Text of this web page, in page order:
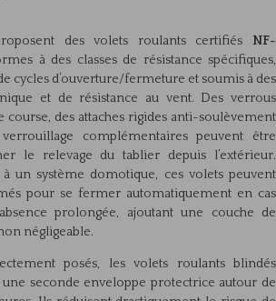
des volets roulants certifiés NF-
à des classes de résistance spécifiques,
cycles d’ouverture/fermeture et soumis à des
et de résistance au vent. Des verrous
course, des attaches rigides anti-soulèvement
complémentaires peuvent être
le relevage du tablier depuis l’extérieur.
un système domotique, ces volets peuvent
pour se fermer automatiquement en cas
prolongée, ajoutant une couche de
négligeable.
posés, les volets roulants blindés
seconde enveloppe protectrice autour de